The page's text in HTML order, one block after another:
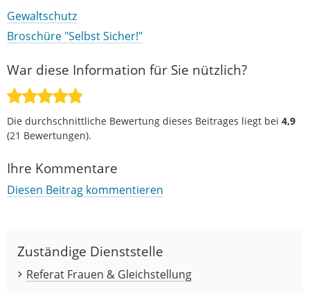
Gewaltschutz
Broschüre "Selbst Sicher!"
War diese Information für Sie nützlich?
Die durchschnittliche Bewertung dieses Beitrages liegt bei 4,9
(21 Bewertungen).
Ihre Kommentare
Diesen Beitrag kommentieren
Zuständige Dienststelle
Referat Frauen & Gleichstellung